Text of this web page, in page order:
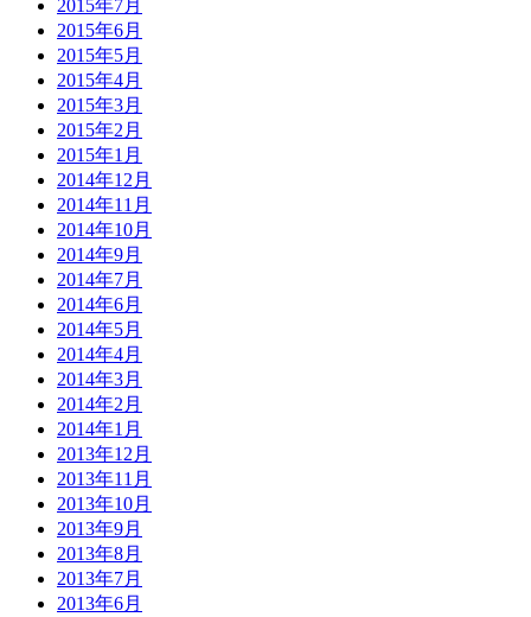
2015年7月
2015年6月
2015年5月
2015年4月
2015年3月
2015年2月
2015年1月
2014年12月
2014年11月
2014年10月
2014年9月
2014年7月
2014年6月
2014年5月
2014年4月
2014年3月
2014年2月
2014年1月
2013年12月
2013年11月
2013年10月
2013年9月
2013年8月
2013年7月
2013年6月